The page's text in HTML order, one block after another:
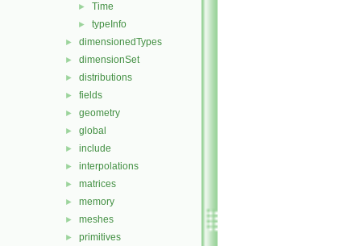
► Time
► typeInfo
► dimensionedTypes
► dimensionSet
► distributions
► fields
► geometry
► global
► include
► interpolations
► matrices
► memory
► meshes
► primitives